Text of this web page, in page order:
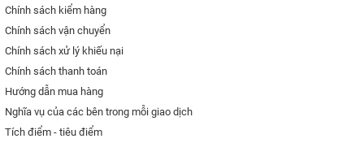
Chính sách kiểm hàng
Chính sách vận chuyển
Chính sách xử lý khiếu nại
Chính sách thanh toán
Hướng dẫn mua hàng
Nghĩa vụ của các bên trong mỗi giao dịch
Tích điểm - tiêu điểm